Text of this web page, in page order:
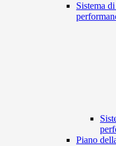
Sistema
Piano